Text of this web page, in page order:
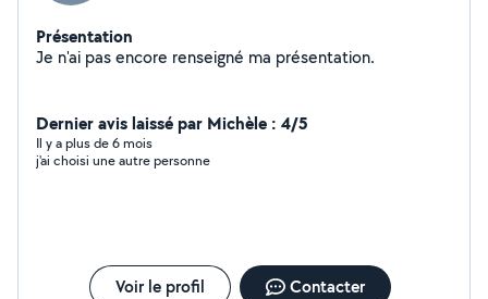
Présentation
Je n'ai pas encore renseigné ma présentation.
Dernier avis laissé par Michèle : 4/5
Il y a plus de 6 mois
j'ai choisi une autre personne
Voir le profil Contacter